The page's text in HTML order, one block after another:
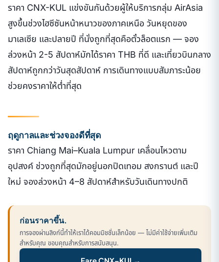
ราคา CNX-KUL แข่งขันกันด้วยผู้ให้บริการกลุ่ม AirAsia
สูงขึ้นช่วงไฮซีซันหน้าหนาวของภาคเหนือ วันหยุดของ
มาเลเซีย และปลายปี ที่นั่งถูกที่สุดคือตั๋วล็อตแรก — จอง
ล่วงหน้า 2-5 สัปดาห์มักได้ราคา THB ที่ดี และเที่ยวบินกลาง
สัปดาห์ถูกกว่าวันสุดสัปดาห์ การเดินทางแบบสัมภาระน้อย
ช่วยคงราคาให้ต่ำที่สุด
ฤดูกาลและช่วงจองดีที่สุด
ราคา Chiang Mai–Kuala Lumpur เคลื่อนไหวตาม
อุปสงค์ ช่วงถูกที่สุดมักอยู่นอกปิดเทอม สงกรานต์ และปี
ใหม่ จองล่วงหน้า 4–8 สัปดาห์สำหรับวันเดินทางปกติ
ก่อนราคาขึ้น.
การจองผ่านลิงก์นี้ทำให้เราได้คอมมิชชั่นเล็กน้อย — ไม่มีค่าใช้จ่ายเพิ่มเติม
สำหรับคุณ ขอบคุณสำหรับการสนับสนุน.